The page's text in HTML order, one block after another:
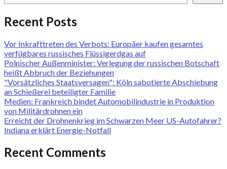
Recent Posts
Vor Inkrafttreten des Verbots: Europäer kaufen gesamtes
verfügbares russisches Flüssigerdgas auf
Polnischer Außenminister: Verlegung der russischen Botschaft
heißt Abbruch der Beziehungen
"Vorsätzliches Staatsversagen": Köln sabotierte Abschiebung
an Schießerei beteiligter Familie
Medien: Frankreich bindet Automobilindustrie in Produktion
von Militärdrohnen ein
Erreicht der Drohnenkrieg im Schwarzen Meer US-Autofahrer?
Indiana erklärt Energie-Notfall
Recent Comments